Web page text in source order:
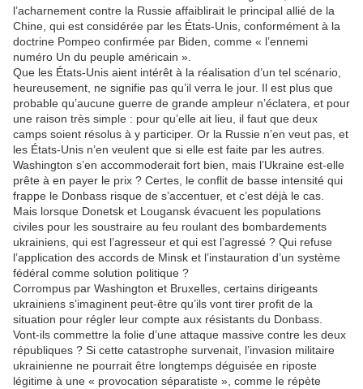
l’acharnement contre la Russie affaiblirait le principal allié de la
Chine, qui est considérée par les États-Unis, conformément à la
doctrine Pompeo confirmée par Biden, comme « l’ennemi
numéro Un du peuple américain ».
Que les États-Unis aient intérêt à la réalisation d’un tel scénario,
heureusement, ne signifie pas qu’il verra le jour. Il est plus que
probable qu’aucune guerre de grande ampleur n’éclatera, et pour
une raison très simple : pour qu’elle ait lieu, il faut que deux
camps soient résolus à y participer. Or la Russie n’en veut pas, et
les États-Unis n’en veulent que si elle est faite par les autres.
Washington s’en accommoderait fort bien, mais l’Ukraine est-elle
prête à en payer le prix ? Certes, le conflit de basse intensité qui
frappe le Donbass risque de s’accentuer, et c’est déjà le cas.
Mais lorsque Donetsk et Lougansk évacuent les populations
civiles pour les soustraire au feu roulant des bombardements
ukrainiens, qui est l’agresseur et qui est l’agressé ? Qui refuse
l’application des accords de Minsk et l’instauration d’un système
fédéral comme solution politique ?
Corrompus par Washington et Bruxelles, certains dirigeants
ukrainiens s’imaginent peut-être qu’ils vont tirer profit de la
situation pour régler leur compte aux résistants du Donbass.
Vont-ils commettre la folie d’une attaque massive contre les deux
républiques ? Si cette catastrophe survenait, l’invasion militaire
ukrainienne ne pourrait être longtemps déguisée en riposte
légitime à une « provocation séparatiste », comme le répète